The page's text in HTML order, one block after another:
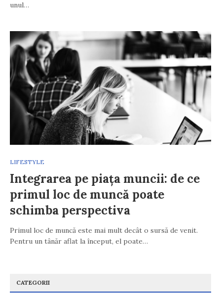
unul…
LIFESTYLE
Integrarea pe piața muncii: de ce
primul loc de muncă poate
schimba perspectiva
Primul loc de muncă este mai mult decât o sursă de venit.
Pentru un tânăr aflat la început, el poate…
CATEGORII